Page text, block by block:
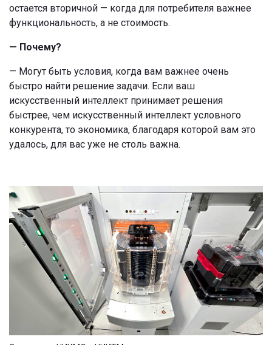
остается вторичной — когда для потребителя важнее
функциональность, а не стоимость.
— Почему?
— Могут быть условия, когда вам важнее очень
быстро найти решение задачи. Если ваш
искусственный интеллект принимает решения
быстрее, чем искусственный интеллект условного
конкурента, то экономика, благодаря которой вам это
удалось, для вас уже не столь важна.